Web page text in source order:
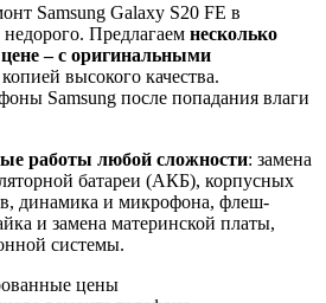
Samsung Galaxy S20 FE в
Предлагаем несколько
– с оригинальными
высокого качества.
Samsung после попадания влаги
работы любой сложности: замена
батареи (АКБ), корпусных
динамика и микрофона, флеш-
и замена материнской платы,
системы.
цены